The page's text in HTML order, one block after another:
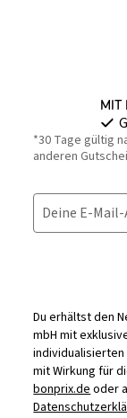
Mit
*30 Tage gültig
anderen
Deine E-Mail-
Du erhältst den
mbH mit
mit Wirkung für
bonprix.deoder